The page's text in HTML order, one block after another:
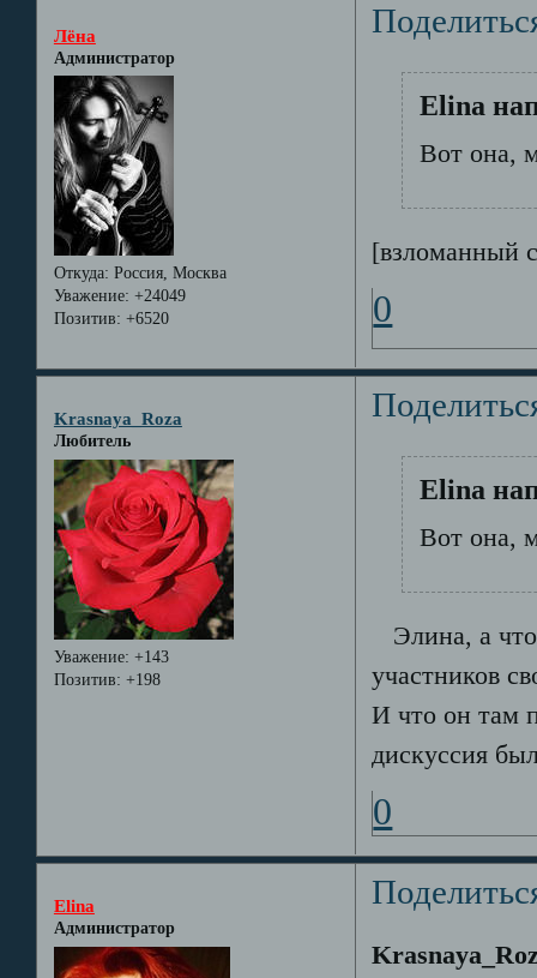
Лёна
Администратор
Откуда: Россия, Москва
Уважение: +24049
Позитив: +6520
Elina
Вот она,
[взломанный
0
Krasnaya_Roza
Любитель
Уважение: +143
Позитив: +198
Elina
Вот она,
Элина, а
участников
И что он там
дискуссия
0
Elina
Администратор